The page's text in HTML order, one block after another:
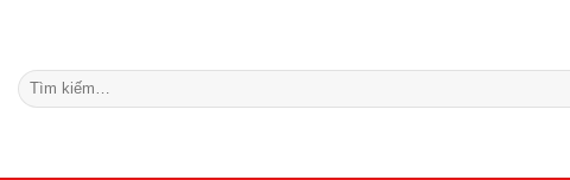
Tìm
kiếm: